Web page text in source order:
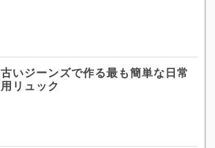
古いジーンズで作る最も簡単な日常
用リュック